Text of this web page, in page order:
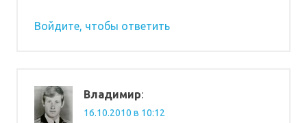
Войдите, чтобы ответить
Владимир:
16.10.2010 в 10:12